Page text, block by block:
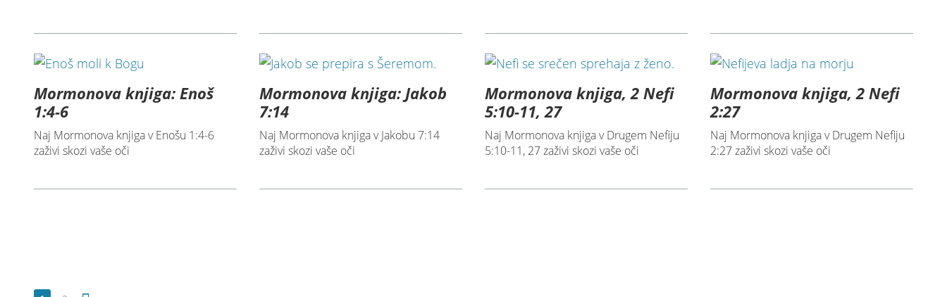
Mormonova knjiga: Enoš
1:4-6
Naj Mormonova knjiga v Enošu 1:4-6
zaživi skozi vaše oči
Mormonova knjiga: Jakob
7:14
Naj Mormonova knjiga v Jakobu 7:14
zaživi skozi vaše oči
Mormonova knjiga, 2 Nefi
5:10-11, 27
Naj Mormonova knjiga v Drugem Nefiju
5:10-11, 27 zaživi skozi vaše oči
Mormonova knjiga, 2 Nefi
2:27
Naj Mormonova knjiga v Drugem Nefiju
2:27 zaživi skozi vaše oči